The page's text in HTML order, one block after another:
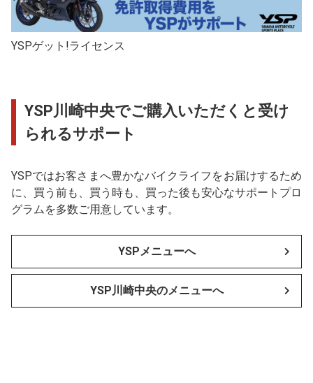
YSPゲット!ライセンス
YSP川崎中央でご購入いただくと受け
られるサポート
YSPではお客さまへ豊かなバイクライフをお届けするため
に、買う前も、買う時も、買った後も安心なサポートプロ
グラムを多数ご用意しています。
YSPメニューへ
YSP川崎中央のメニューへ